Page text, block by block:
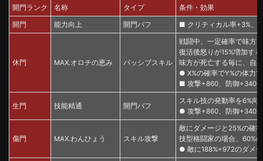
開門ランク 名称 タイプ 条件・効果
開門 能力向上 開門バフ ■ クリティカル率+3%、
休門 MAX.オロチの恵み パッシブスキル
戦闘中、一定確率で味方
復活後怒りが15%増加する
味方が死亡する毎に、自
● X%の確率でY%の体力
■ 攻撃+860、防御+340
生門 技能精通 開門バフ
スキル技の発動率を6%向
● 攻撃+860、防御+340
傷門 MAX.わんひょう スキル攻撃
敵にダメージと25%の確
技型格闘家の場合、60%
● 敵に188%+972のダメ